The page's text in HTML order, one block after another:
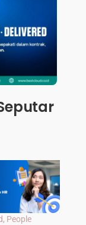
, People